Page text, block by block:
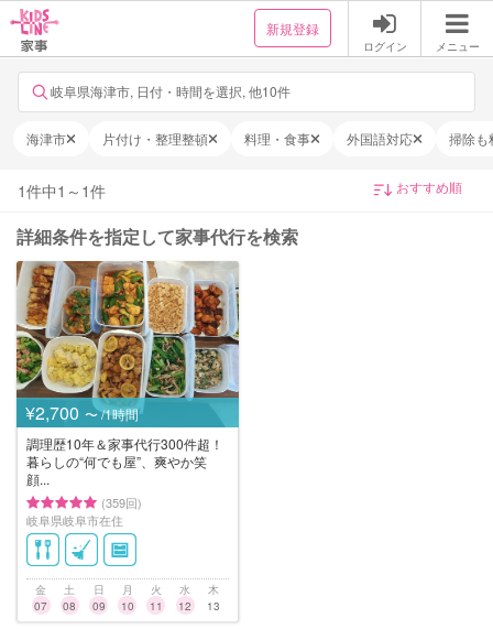
新規登録
ログイン メニュー
岐阜県海津市, 日付・時間を選択, 他10件
海津市 片付け・整理整頓 料理・食事 外国語対応 掃除も
1件中1 ～ 1件
詳細条件を指定して家事代行を検索
¥2,700 〜 /1時間
調理歴10年＆家事代行300件超！
暮らしの“何でも屋”、爽やか笑
顔...
(359回)
岐阜県岐阜市在住
金
07
土
08
日
09
月
10
火
11
水
12
木
13